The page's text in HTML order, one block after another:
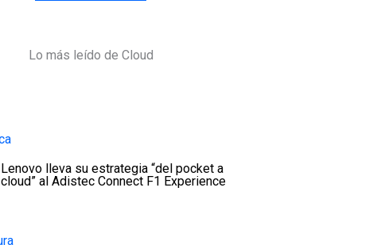
Lo más leído de Cloud
Lenovo lleva su estrategia “del pocket a
cloud” al Adistec Connect F1 Experience